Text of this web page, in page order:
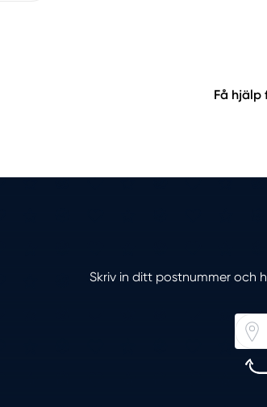
Få hjälp
Skriv in ditt postnummer och